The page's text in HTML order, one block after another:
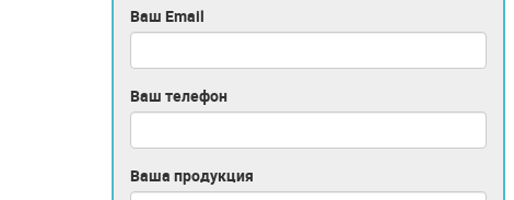
Ваш Email
Ваш телефон
Ваша продукция